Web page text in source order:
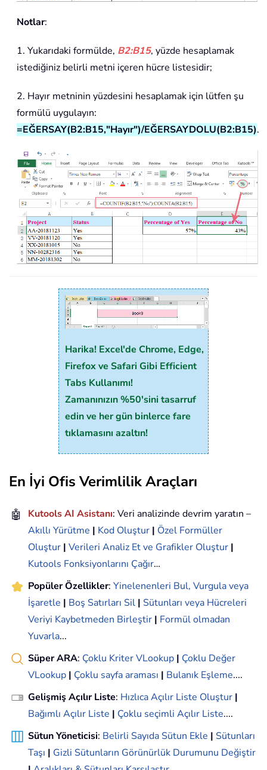
Notlar:
1. Yukarıdaki formülde, B2:B15, yüzde hesaplamak
istediğiniz belirli metni içeren hücre listesidir;
2. Hayır metninin yüzdesini hesaplamak için lütfen şu
formülü uygulayın:
=EĞERSAY(B2:B15,"Hayır")/EĞERSAYDOLU(B2:B15).
Harika! Excel'de Chrome, Edge,
Firefox ve Safari Gibi Efficient
Tabs Kullanımı!
Zamanınızın %50'sini tasarruf
edin ve her gün binlerce fare
tıklamasını azaltın!
En İyi Ofis Verimlilik Araçları
🤖 Kutools AI Asistanı: Veri analizinde devrim yaratın –
Akıllı Yürütme | Kod Oluştur | Özel Formüller
Oluştur | Verileri Analiz Et ve Grafikler Oluştur |
Kutools Fonksiyonlarını Çağır…
Popüler Özellikler: Yinelenenleri Bul, Vurgula veya
İşaretle | Boş Satırları Sil | Sütunları veya Hücreleri
Veriyi Kaybetmeden Birleştir | Formül olmadan
Yuvarla...
Süper ARA: Çoklu Kriter VLookup | Çoklu Değer
VLookup | Çoklu sayfa araması | Bulanık Eşleme....
Gelişmiş Açılır Liste: Hızlıca Açılır Liste Oluştur |
Bağımlı Açılır Liste | Çoklu seçimli Açılır Liste....
Sütun Yöneticisi: Belirli Sayıda Sütun Ekle | Sütunları
Taşı | Gizli Sütunların Görünürlük Durumunu Değiştir